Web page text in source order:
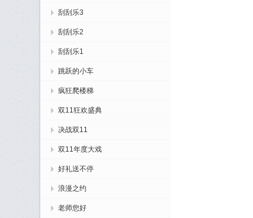
刮刮乐3
刮刮乐2
刮刮乐1
跳跃的小车
疯狂爬楼梯
双11狂欢盛典
决战双11
双11年度大戏
好礼送不停
浪漫之约
老师您好